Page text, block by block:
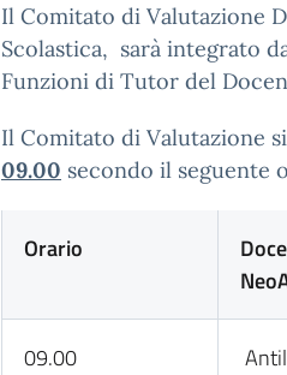
Il Comitato di Valutazione
Scolastica, sarà integrato
Funzioni di Tutor del
Il Comitato di Valutazione
09.00 secondo il seguente
Orario
09.00